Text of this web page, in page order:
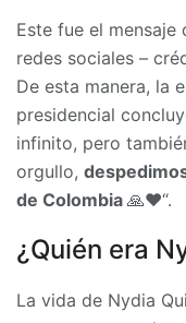
Este fue el mensaje
redes sociales –
De esta manera, la
presidencial
infinito, pero
orgullo,
de Colombia 🙏❤️“.
¿Quién era
La vida de Nydia